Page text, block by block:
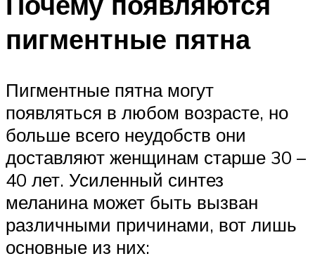
пигментные пятна
Пигментные пятна могут
появляться в любом возрасте, но
больше всего неудобств они
доставляют женщинам старше 30 –
40 лет. Усиленный синтез
меланина может быть вызван
различными причинами, вот лишь
основные из них: